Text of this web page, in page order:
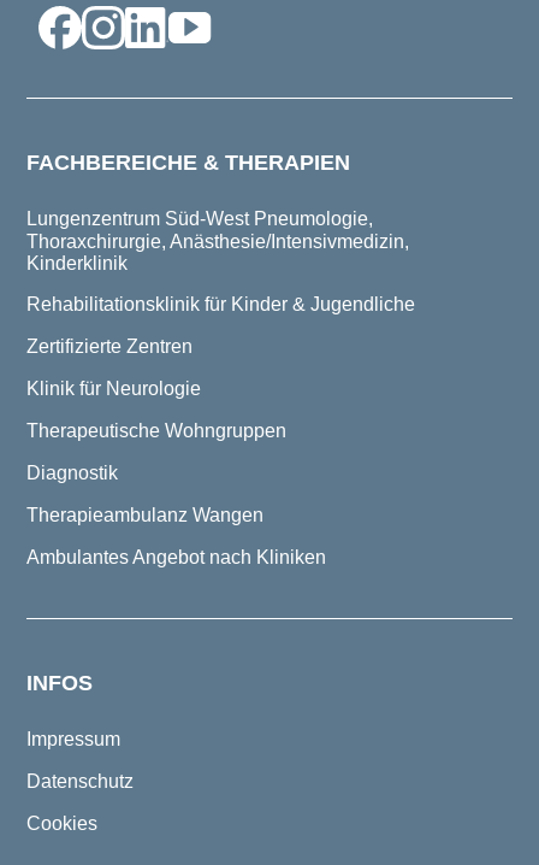
FACHBEREICHE & THERAPIEN
Lungenzentrum Süd-West Pneumologie,
Thoraxchirurgie, Anästhesie/Intensivmedizin,
Kinderklinik
Rehabilitationsklinik für Kinder & Jugendliche
Zertifizierte Zentren
Klinik für Neurologie
Therapeutische Wohngruppen
Diagnostik
Therapieambulanz Wangen
Ambulantes Angebot nach Kliniken
INFOS
Impressum
Datenschutz
Cookies